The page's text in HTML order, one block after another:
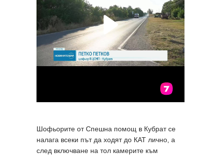
Шофьорите от Спешна помощ в Кубрат се
налага всеки път да ходят до КАТ лично, а
след включване на тол камерите към